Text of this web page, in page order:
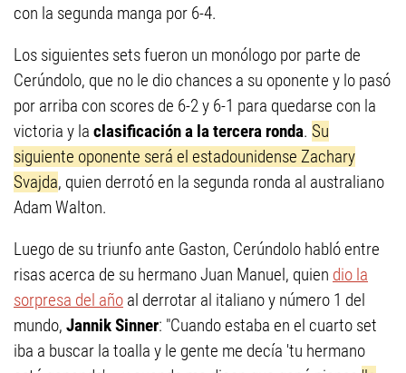
con la segunda manga por 6-4.
Los siguientes sets fueron un monólogo por parte de
Cerúndolo, que no le dio chances a su oponente y lo pasó
por arriba con scores de 6-2 y 6-1 para quedarse con la
victoria y la clasificación a la tercera ronda. Su
siguiente oponente será el estadounidense Zachary
Svajda, quien derrotó en la segunda ronda al australiano
Adam Walton.
Luego de su triunfo ante Gaston, Cerúndolo habló entre
risas acerca de su hermano Juan Manuel, quien dio la
sorpresa del año al derrotar al italiano y número 1 del
mundo, Jannik Sinner: "Cuando estaba en el cuarto set
iba a buscar la toalla y le gente me decía 'tu hermano